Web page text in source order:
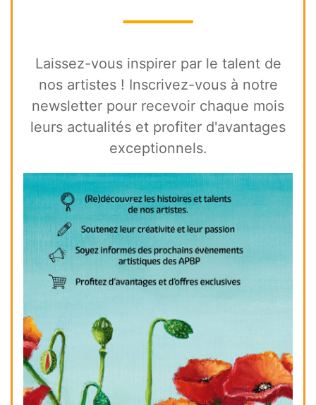
⸻
Laissez-vous inspirer par le talent de
nos artistes ! Inscrivez-vous à notre
newsletter pour recevoir chaque mois
leurs actualités et profiter d'avantages
exceptionnels.